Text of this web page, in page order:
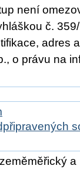
není
č.
adres
o právu na